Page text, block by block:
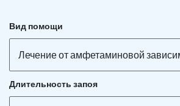
Вид помощи
Лечение от амфетаминовой
Длительность запоя